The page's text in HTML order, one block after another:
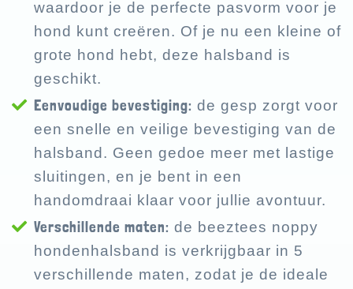
waardoor je de perfecte pasvorm voor je
hond kunt creëren. Of je nu een kleine of
grote hond hebt, deze halsband is
geschikt.
Eenvoudige bevestiging: de gesp zorgt voor
een snelle en veilige bevestiging van de
halsband. Geen gedoe meer met lastige
sluitingen, en je bent in een
handomdraai klaar voor jullie avontuur.
Verschillende maten: de beeztees noppy
hondenhalsband is verkrijgbaar in 5
verschillende maten, zodat je de ideale